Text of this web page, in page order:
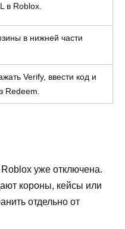
в Roblox.
в нижней части
Verify, ввести код и
Redeem.
уже отключена.
короны, кейсы или
отдельно от